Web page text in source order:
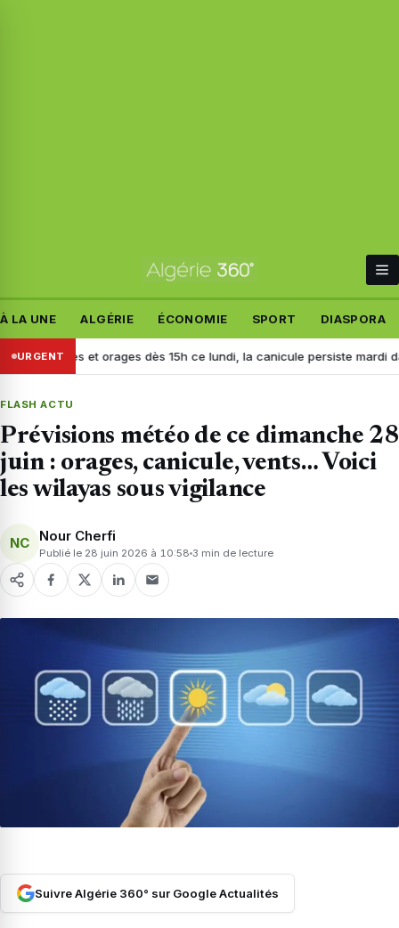
À LA UNE ALGÉRIE ÉCONOMIE SPORT DIASPORA
URGENT
et orages dès 15h ce lundi, la canicule persiste mardi dans
FLASH ACTU
Prévisions météo de ce dimanche 28
juin : orages, canicule, vents… Voici
les wilayas sous vigilance
NC Nour Cherfi
Publié le 28 juin 2026 à 10:58 3 min de lecture
Suivre Algérie 360° sur Google Actualités